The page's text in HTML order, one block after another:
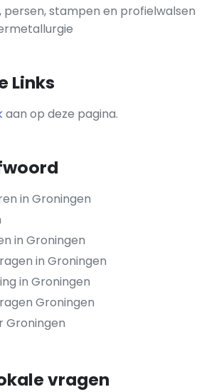
persen, stampen en profielwalsen
Links
aan op deze pagina.
in Groningen
in Groningen
in Groningen
in Groningen
Groningen
Groningen
vragen